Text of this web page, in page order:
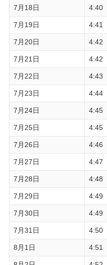
7月18日 4:40
7月19日 4:41
7月20日 4:42
7月21日 4:42
7月22日 4:43
7月23日 4:44
7月24日 4:45
7月25日 4:45
7月26日 4:46
7月27日 4:47
7月28日 4:48
7月29日 4:49
7月30日 4:49
7月31日 4:50
8月1日 4:51